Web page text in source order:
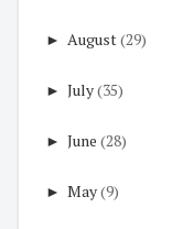
► August(29)
► July(35)
► June (28)
► May(9)